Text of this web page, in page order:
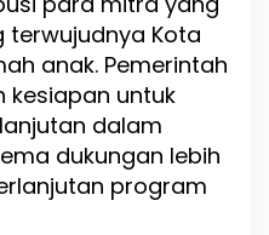
terwujudnya Kota
anak. Pemerintah
kesiapan untuk
dalam
dukungan lebih
program